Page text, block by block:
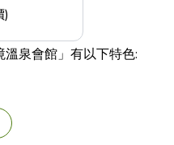
)
泉會館」有以下特色: